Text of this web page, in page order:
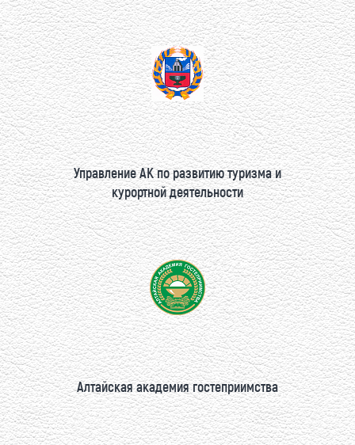
Управление АК по развитию туризма и
курортной деятельности
Алтайская академия гостеприимства